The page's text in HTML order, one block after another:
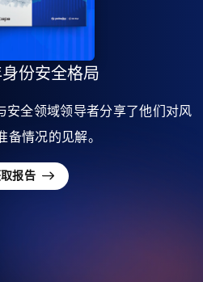
份安全格局
全领域领导者分享了他们对风
备情况的见解。
报告